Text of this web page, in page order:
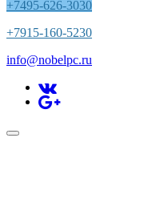
+7495-626-3030
+7915-160-5230
info@nobelpc.ru